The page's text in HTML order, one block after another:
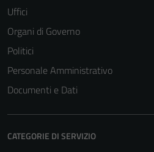
Uffici
Organi di Governo
Politici
Personale Amministrativo
Documenti e Dati
CATEGORIE DI SERVIZIO